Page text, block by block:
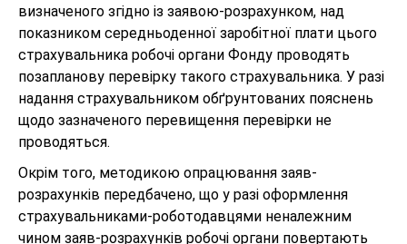
визначеного згідно із заявою-розрахунком, над
показником середньоденної заробітної плати цього
страхувальника робочі органи Фонду проводять
позапланову перевірку такого страхувальника. У разі
надання страхувальником обґрунтованих пояснень
щодо зазначеного перевищення перевірки не
проводяться.
Окрім того, методикою опрацювання заяв-
розрахунків передбачено, що у разі оформлення
страхувальниками-роботодавцями неналежним
чином заяв-розрахунків робочі органи повертають